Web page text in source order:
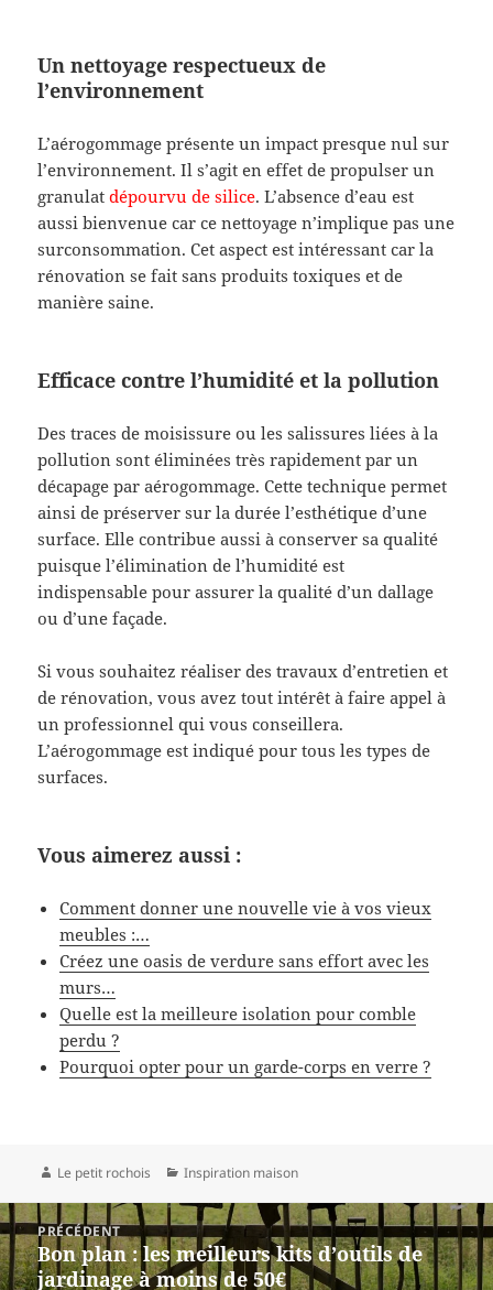
Un nettoyage respectueux de
l’environnement
L’aérogommage présente un impact presque nul sur
l’environnement. Il s’agit en effet de propulser un
granulatdépourvu de silice. L’absence d’eau est
aussi bienvenue car ce nettoyage n’implique pas une
surconsommation. Cet aspect est intéressant car la
rénovation se fait sans produits toxiques et de
manière saine.
Efficace contre l’humidité et la pollution
Des traces de moisissure ou les salissures liées à la
pollution sont éliminées très rapidement par un
décapage par aérogommage. Cette technique permet
ainsi de préserver sur la durée l’esthétique d’une
surface. Elle contribue aussi à conserver sa qualité
puisque l’élimination de l’humidité est
indispensable pour assurer la qualité d’un dallage
ou d’une façade.
Si vous souhaitez réaliser des travaux d’entretien et
de rénovation, vous avez tout intérêt à faire appel à
un professionnel qui vous conseillera.
L’aérogommage est indiqué pour tous les types de
surfaces.
Vous aimerez aussi :
Comment donner une nouvelle vie à vos vieux
meubles :…
Créez une oasis de verdure sans effort avec les
murs…
Quelle est la meilleure isolation pour comble
perdu ?
Pourquoi opter pour un garde-corps en verre ?
Auteur
Le petit rochois Catégories
Inspiration maison
Navigation
de
l’article
PRÉCÉDENT
Article
précédent :
Bon plan : les meilleurs kits d’outils de
jardinage à moins de 50€